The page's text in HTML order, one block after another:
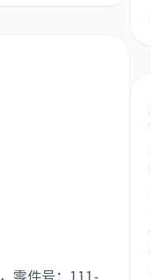
，零件号： 111-